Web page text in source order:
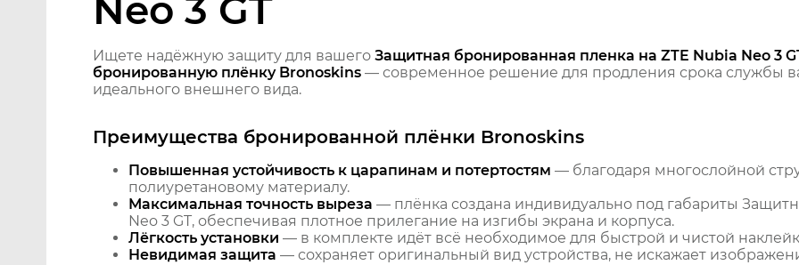
Neo 3 GT
Ищете надёжную защиту для вашего Защитная бронированная пленка на ZTE Nubia Neo 3
бронированную плёнку Bronoskins — современное решение для продления срока службы
идеального внешнего вида.
Преимущества бронированной плёнки Bronoskins
Повышенная устойчивость к царапинам и потертостям — благодаря многослойной
полиуретановому материалу.
Максимальная точность выреза — плёнка создана индивидуально под габариты
Neo 3 GT, обеспечивая плотное прилегание на изгибы экрана и корпуса.
Лёгкость установки — в комплекте идёт всё необходимое для быстрой и чистой
Невидимая защита — сохраняет оригинальный вид устройства, не искажает